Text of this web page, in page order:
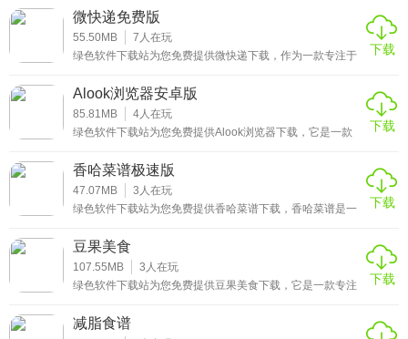
题。
2、专业师资与教学资源
学视频与讲解，确保教学内容的权威性与实用性。
3、个性化学习方案定制
根据用户的学习进度、答题情况等数据，为用户量身定制个
性化学习方案，帮助用户高效规划学习时间，提升学习效
率。
4、活跃的学员交流社区
搭建学员交流社区，用户可以在这里分享学习经验、交流备
考心得、互相答疑解惑，营造良好的学习氛围。
它专为数独爱好者量身打造，以丰富多样的谜题内容、贴心
实用的解题辅助和富有挑战性的闯关机制，为玩家带来充满
乐趣与思维锻炼的游戏体验。
微快递免费版
55.50MB 7 人在玩
绿色软件下载站为您免费提供微快递下载，作为一款专注于
功能，能帮用户轻松管理日常快递事务。打开应用，无需手
动选择快递公司，输入单号或扫描面单就能一键查询物流轨
迹，还能设置实时提醒，包裹状态更新或出现异常都会第一
时间通知。
下载
Alook浏览器安卓版
85.81MB 4人在玩
绿色软件下载站为您免费提供Alook浏览器下载，它是一款
闻的“三无”设计，为用户营造了不受干扰的浏览环境。Alook
浏览器毫秒级的启动速度，让您无需漫长等待就能开启上网
之旅，不管是日常搜索资讯、浏览网页，还是处理文件、阅
读电子书，都能获得流畅顺滑的体验。
下载
香哈菜谱极速版
47.07MB 3 人在玩
绿色软件下载站为您免费提供香哈菜谱下载，香哈菜谱是一
菜谱资源，涵盖家常菜、烘焙甜点、西餐料理、儿童辅食等
多个品类，能满足不同用户的饮食需求。无论你是厨房新手
还是资深吃货，都能在这里找到适合自己的烹饪灵感。
下载
豆果美食
107.55MB 3 人在玩
绿色软件下载站为您免费提供豆果美食下载，它是一款专注
题。在这里，你可以找到海量家常菜谱，从简单的快手小炒
到复杂的硬菜大菜，每道菜谱都配有详细的步骤图和小贴
下载
减脂食谱